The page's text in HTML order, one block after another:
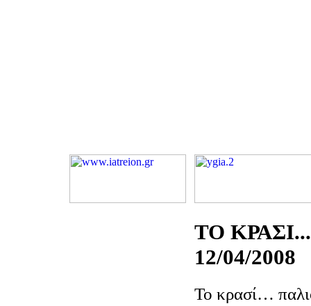
ΤΟ
12/04/2008
Το κρασί…